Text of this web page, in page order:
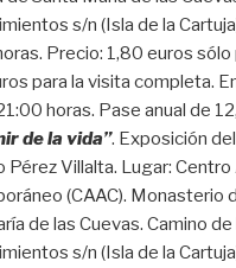
s/n (Isla de la
Precio: 1,80 euros
para la visita completa.
horas. Pase anual de
de la vida”. Exposición
Pérez Villalta. Lugar:
(CAAC). Monasterio
de las Cuevas. Camino de
s/n (Isla de la